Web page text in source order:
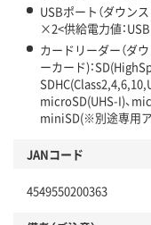
USBポート（ダウン
×2<供給電力値：
カードリーダー（ダ
ーカード)：
microSD(UHS-I)、
miniSD(※別途専用
JANコード
4549550200363